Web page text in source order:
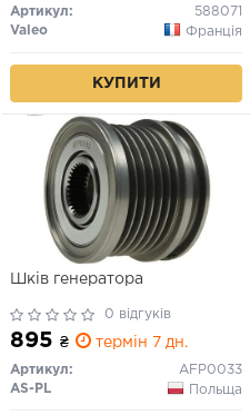
TOLEDO III SKODA OCTAVIA
II, SUPERB II, YETI 1.6-4.2
Артикул:
588071
Valeo
Франція
КУПИТИ
Шків генератора
0 відгуків
895 ₴ термін 7 дн.
Артикул:
AFP0033
AS-PL
Польща